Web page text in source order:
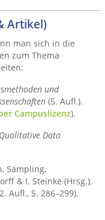
Artikel)
man sich in die
zum Thema
und
(5. Aufl.).
Campuslizenz).
Data
Sampling,
& I. Steinke (Hrsg.),
Aufl., S. 286–299).